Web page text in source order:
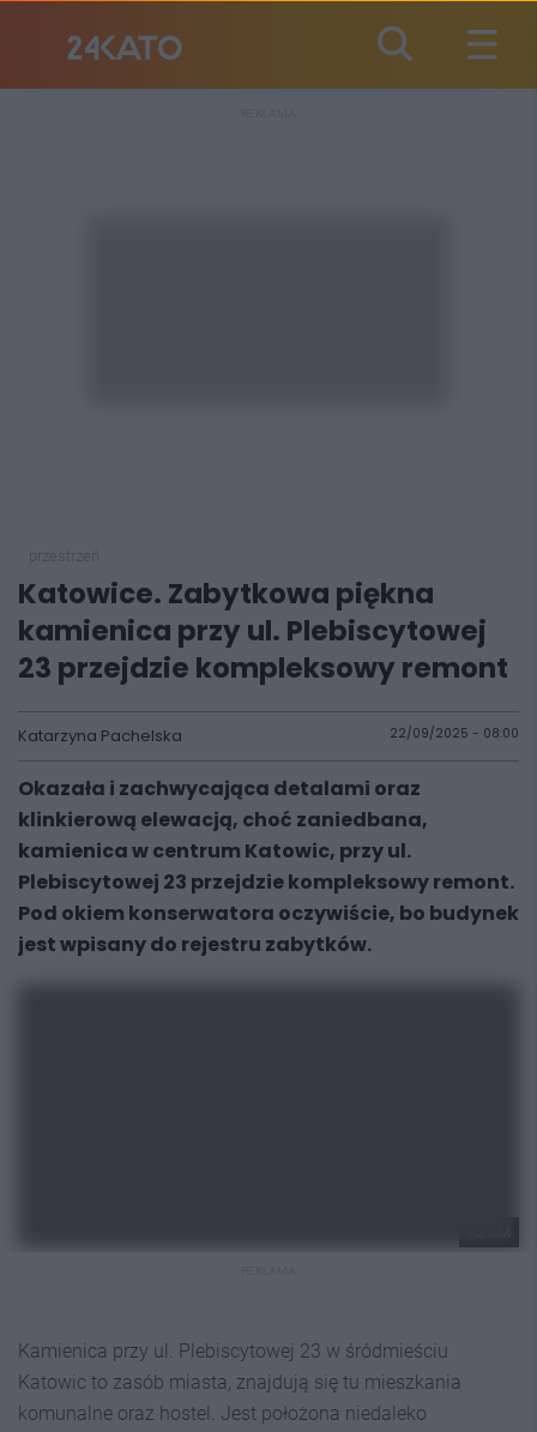
Katowice. Zabytkowa piękna
kamienica przy ul. Plebiscytowej
23 przejdzie kompleksowy remont
Katarzyna Pachelska 22/09/2025 - 08:00
Okazała i zachwycająca detalami oraz
klinkierową elewacją, choć zaniedbana,
kamienica w centrum Katowic, przy ul.
Plebiscytowej 23 przejdzie kompleksowy remont.
Pod okiem konserwatora oczywiście, bo budynek
jest wpisany do rejestru zabytków.
Kamienica przy ul. Plebiscytowej 23 w śródmieściu
Katowic to zasób miasta, znajdują się tu mieszkania
komunalne oraz hostel. Jest położona niedaleko